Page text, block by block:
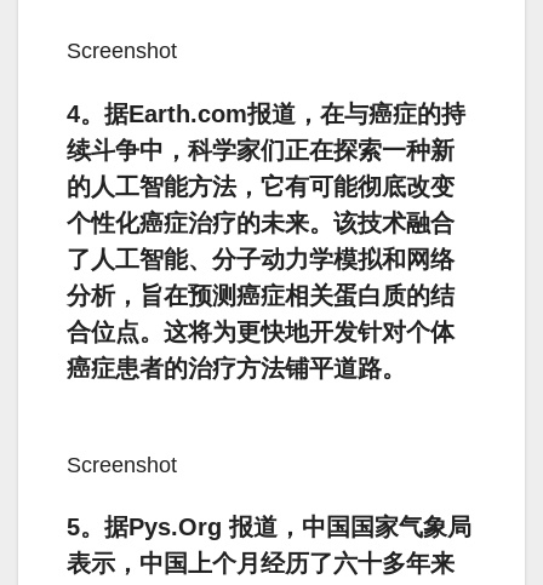
Screenshot
4。据Earth.com报道，在与癌症的持
续斗争中，科学家们正在探索一种新
的人工智能方法，它有可能彻底改变
个性化癌症治疗的未来。该技术融合
了人工智能、分子动力学模拟和网络
分析，旨在预测癌症相关蛋白质的结
合位点。这将为更快地开发针对个体
癌症患者的治疗方法铺平道路。
Screenshot
5。据Pys.Org 报道，中国国家气象局
表示，中国上个月经历了六十多年来